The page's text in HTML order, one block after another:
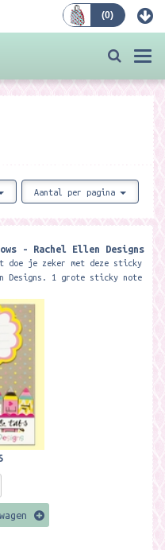
(0)
Aantal per pagina
- Rachel Ellen Designs
je zeker met deze sticky
Designs. 1 grote sticky note